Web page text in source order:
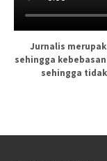
Jurnalis
sehingga
sehingga